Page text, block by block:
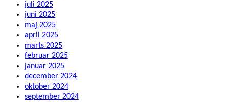
juli 2025
juni 2025
maj 2025
april 2025
marts 2025
februar 2025
januar 2025
december 2024
oktober 2024
september 2024